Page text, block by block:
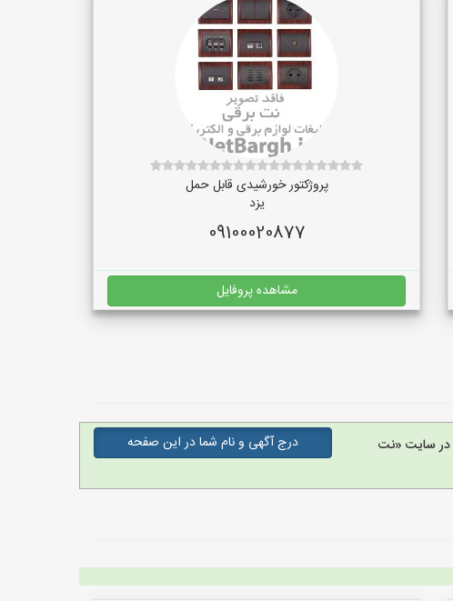
پروژکتور خورشیدی قابل حمل
یزد
09100020877
مشاهده پروفایل
در سایت «نت
درج آگهی و نام شما در این صفحه